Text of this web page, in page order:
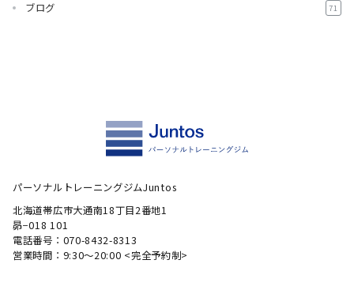
ブログ 71
パーソナルトレーニングジムJuntos
北海道帯広市大通南18丁目2番地1
昴−018 101
電話番号：070-8432-8313
営業時間：9:30～20:00 <完全予約制>